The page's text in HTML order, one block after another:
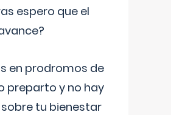
espero que el
en prodromos de
preparto y no hay
tu bienestar